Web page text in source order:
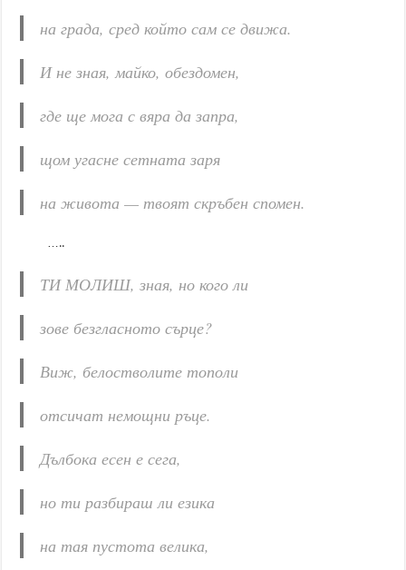
на града, сред който сам се движа.
И не зная, майко, обездомен,
где ще мога с вяра да запра,
щом угасне сетната заря
на живота — твоят скръбен спомен.
…..
ТИ МОЛИШ, зная, но кого ли
зове безгласното сърце?
Виж, белостволите тополи
отсичат немощни ръце.
Дълбока есен е сега,
но ти разбираш ли езика
на тая пустота велика,